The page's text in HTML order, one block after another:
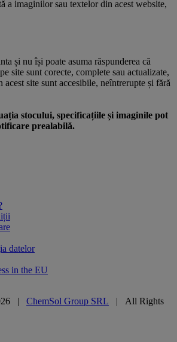
a imaginilor sau textelor din acest website,
și nu își poate asuma răspunderea că
site sunt corecte, complete sau actualizate,
site sunt accesibile, neîntrerupte și fără
stocului, specificațiile și imaginile pot
prealabilă.
datelor
in the EU
| ChemSol Group SRL | All Rights